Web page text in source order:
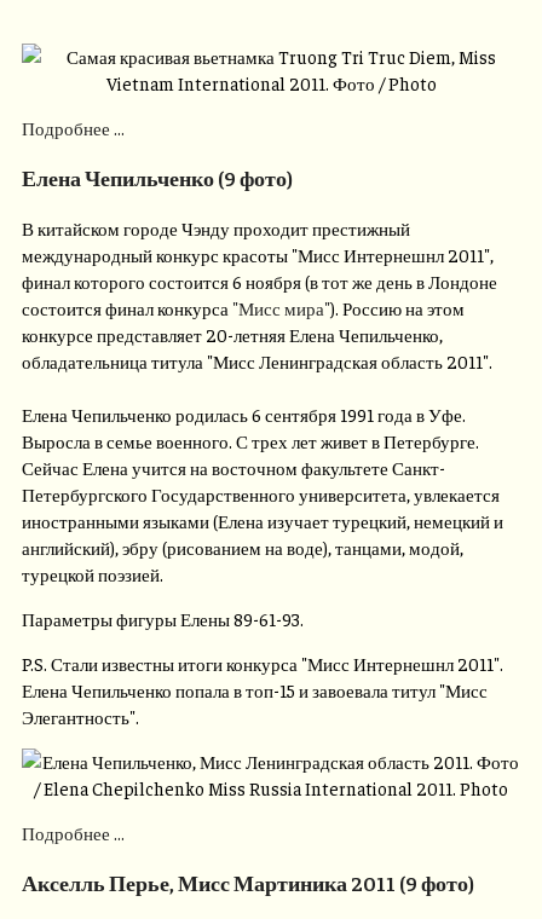
Подробнее ...
Елена Чепильченко (9 фото)
В китайском городе Чэнду проходит престижный
международный конкурс красоты "Мисс Интернешнл 2011",
финал которого состоится 6 ноября (в тот же день в Лондоне
состоится финал конкурса "Мисс мира"). Россию на этом
конкурсе представляет 20-летняя Елена Чепильченко,
обладательница титула "Мисс Ленинградская область 2011".
Елена Чепильченко родилась 6 сентября 1991 года в Уфе.
Выросла в семье военного. С трех лет живет в Петербурге.
Сейчас Елена учится на восточном факультете Санкт-
Петербургского Государственного университета, увлекается
иностранными языками (Елена изучает турецкий, немецкий и
английский), эбру (рисованием на воде), танцами, модой,
турецкой поэзией.
Параметры фигуры Елены 89-61-93.
P.S. Стали известны итоги конкурса "Мисс Интернешнл 2011".
Елена Чепильченко попала в топ-15 и завоевала титул "Мисс
Элегантность".
Подробнее ...
Акселль Перье, Мисс Мартиника 2011 (9 фото)